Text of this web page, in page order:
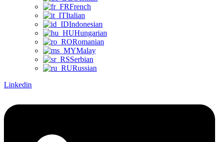
French
Italian
Indonesian
Hungarian
Romanian
Malay
Serbian
Russian
Linkedin